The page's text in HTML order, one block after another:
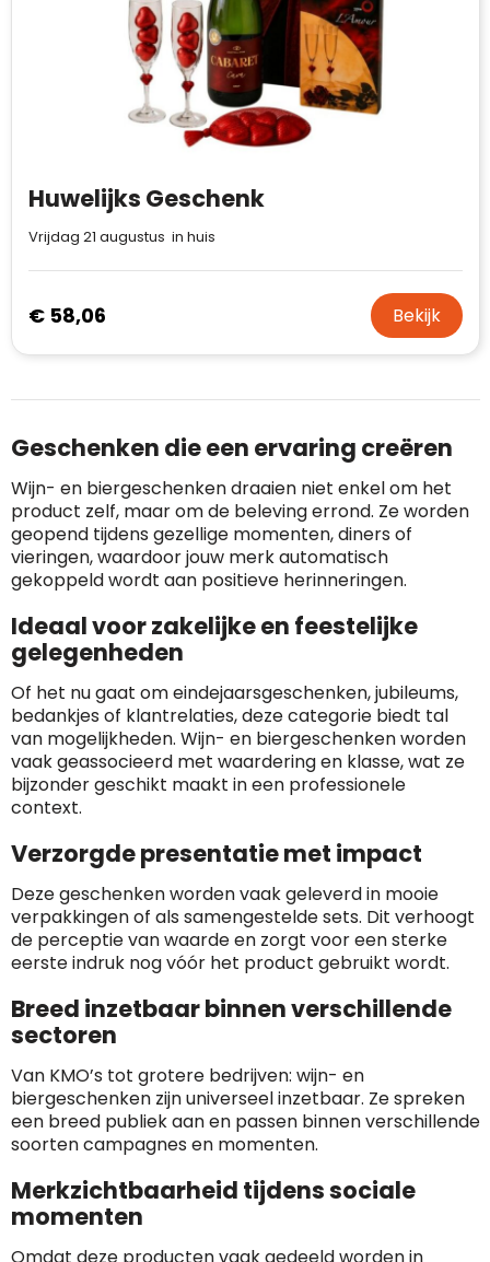
Huwelijks Geschenk
Vrijdag 21 augustus in huis
€ 58,06 Bekijk
Geschenken die een ervaring creëren
Wijn- en biergeschenken draaien niet enkel om het
product zelf, maar om de beleving errond. Ze worden
geopend tijdens gezellige momenten, diners of
vieringen, waardoor jouw merk automatisch
gekoppeld wordt aan positieve herinneringen.
Ideaal voor zakelijke en feestelijke
gelegenheden
Of het nu gaat om eindejaarsgeschenken, jubileums,
bedankjes of klantrelaties, deze categorie biedt tal
van mogelijkheden. Wijn- en biergeschenken worden
vaak geassocieerd met waardering en klasse, wat ze
bijzonder geschikt maakt in een professionele
context.
Verzorgde presentatie met impact
Deze geschenken worden vaak geleverd in mooie
verpakkingen of als samengestelde sets. Dit verhoogt
de perceptie van waarde en zorgt voor een sterke
eerste indruk nog vóór het product gebruikt wordt.
Breed inzetbaar binnen verschillende
sectoren
Van KMO’s tot grotere bedrijven: wijn- en
biergeschenken zijn universeel inzetbaar. Ze spreken
een breed publiek aan en passen binnen verschillende
soorten campagnes en momenten.
Merkzichtbaarheid tijdens sociale
momenten